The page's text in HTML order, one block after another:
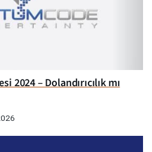
2024 – Dolandırıcılık mı